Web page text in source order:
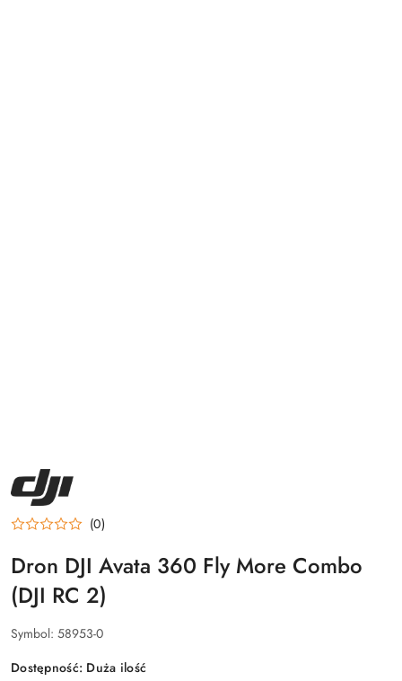
NAZWA
PRODUCENTA:
DJI
(0)
Dron DJI Avata 360 Fly More Combo
(DJI RC 2)
Symbol: 58953-0
Dostępność: Duża ilość